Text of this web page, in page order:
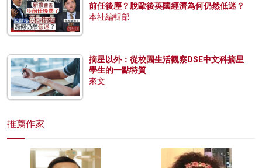
前任後塵？脫歐後英國經濟為何仍然低迷？
本社編輯部
摘星以外：從校園生活觀察DSE中文科摘星
學生的一點特質
來文
推薦作家